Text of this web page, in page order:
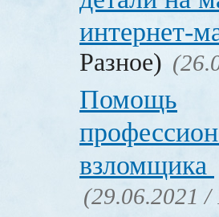
интернет-
Разное)
Помощь
взломщика
(29.06.2021 /